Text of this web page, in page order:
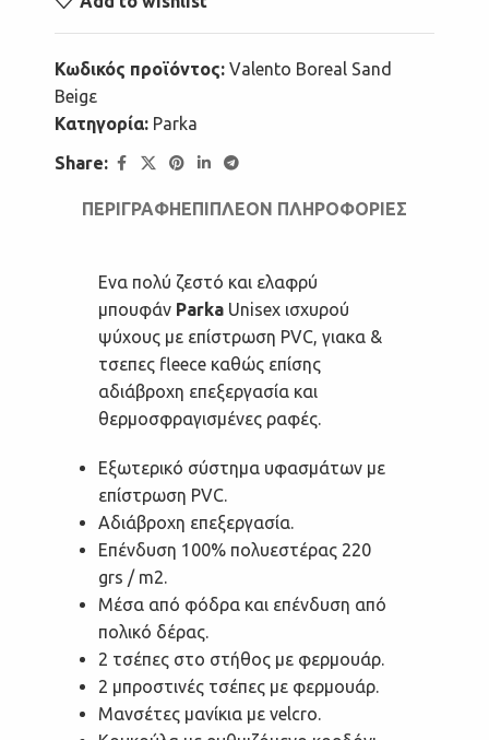
Κωδικός προϊόντος: Valento Boreal Sand
Beigε
Κατηγορία: Parka
Share:
ΠΕΡΙΓΡΑΦΉΕΠΙΠΛΈΟΝ ΠΛΗΡΟΦΟΡΊΕΣ
Ενα πολύ ζεστό και ελαφρύ
μπουφάν Parka Unisex ισχυρού
ψύχους με επίστρωση PVC, γιακα &
τσεπες fleece καθώς επίσης
αδιάβροχη επεξεργασία και
θερμοσφραγισμένες ραφές.
Εξωτερικό σύστημα υφασμάτων με
επίστρωση PVC.
Αδιάβροχη επεξεργασία.
Επένδυση 100% πολυεστέρας 220
grs / m2.
Μέσα από φόδρα και επένδυση από
πολικό δέρας.
2 τσέπες στο στήθος με φερμουάρ.
2 μπροστινές τσέπες με φερμουάρ.
Μανσέτες μανίκια με velcro.